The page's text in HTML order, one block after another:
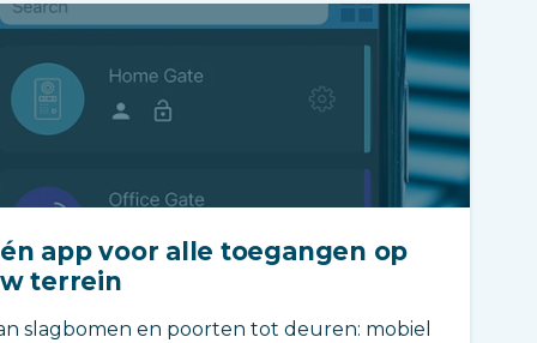
app voor alle toegangen op
terrein
slagbomen en poorten tot deuren: mobiel